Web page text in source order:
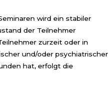
wird ein stabiler
der Teilnehmer
zurzeit oder in
und/oder psychiatrischer
hat, erfolgt die